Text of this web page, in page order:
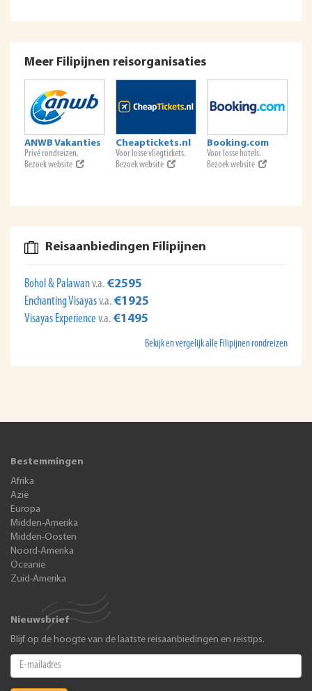
Meer Filipijnen reisorganisaties
ANWB Vakanties
Privé rondreizen.
Bezoek website
Cheaptickets.nl
Voor losse vliegtickets.
Bezoek website
Booking.com
Voor losse hotels.
Bezoek website
Reisaanbiedingen Filipijnen
Bohol & Palawanv.a. €2595
Enchanting Visayasv.a. €1925
Visayas Experience v.a. €1495
Bekijk en vergelijk alle Filipijnen rondreizen
Bestemmingen
Afrika
Azië
Europa
Midden-Amerika
Midden-Oosten
Noord-Amerika
Oceanië
Zuid-Amerika
Nieuwsbrief
Blijf op de hoogte van de laatste reisaanbiedingen en reistips.